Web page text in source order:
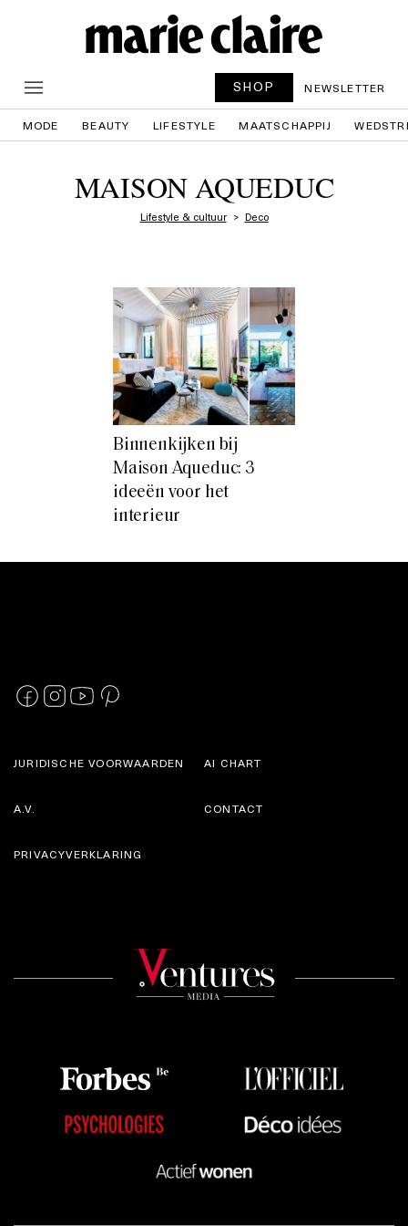
SHOP NEWSLETTER
MODE BEAUTY LIFESTYLE MAATSCHAPPIJ
MAISON AQUEDUC
Lifestyle & cultuur Deco
Binnenkijken bij
Maison Aqueduc: 3
ideeën voor het
interieur
JURIDISCHE VOORWAARDEN
A.V.
AI CHART
CONTACT
PRIVACYVERKLARING